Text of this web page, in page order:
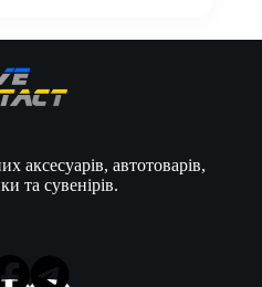
аксесуарів, автотоварів,
та сувенірів.